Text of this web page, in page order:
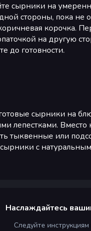
сырники на
стороны, пока не
корочка.
на другую
до готовности.
сырники на
лепестками.
тыквенные или
с
Наслаждайтесь
Следуйте